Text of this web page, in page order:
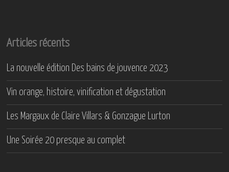
Articles récents
La nouvelle édition Des bains de jouvence 2023
Vin orange, histoire, vinification et dégustation
Les Margaux de Claire Villars & Gonzague Lurton
Une Soirée 20 presque au complet